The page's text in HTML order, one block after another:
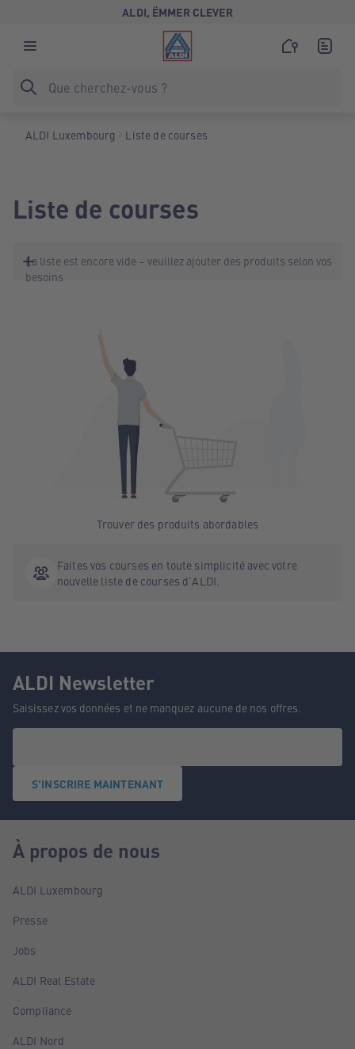
ALDI, ËMMER CLEVER
ALDI Luxembourg Liste de courses
Liste de courses
La liste est encore vide – veuillez ajouter des produits selon vos
besoins
Trouver des produits abordables
Faites vos courses en toute simplicité avec votre
nouvelle liste de courses d'ALDI.
ALDI Newsletter
Saisissez vos données et ne manquez aucune de nos offres.
S'INSCRIRE MAINTENANT
À propos de nous
ALDI Luxembourg
Presse
Jobs
ALDI Real Estate
Compliance
ALDI Nord